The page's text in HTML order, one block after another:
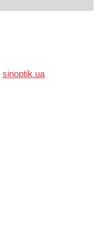
sinoptik.ua